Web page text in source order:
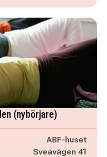
(nybörjare)
ABF-huset
Sveavägen 41